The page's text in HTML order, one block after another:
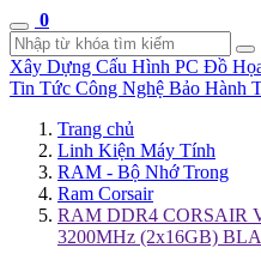
0
Xây Dựng Cấu Hình PC Đồ
Tin Tức Công Nghệ Bảo Hành
Trang chủ
Linh Kiện Máy Tính
RAM - Bộ Nhớ Trong
Ram Corsair
RAM DDR4 CORSAIR
3200MHz (2x16GB)